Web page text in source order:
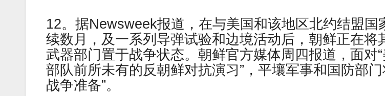
12。据Newsweek报道，在与美国和该地区北约结盟国
续数月，及一系列导弹试验和边境活动后，朝鲜正在将
武器部门置于战争状态。朝鲜官方媒体周四报道，面对
部队前所未有的反朝鲜对抗演习”，平壤军事和国防部
战争准备”。